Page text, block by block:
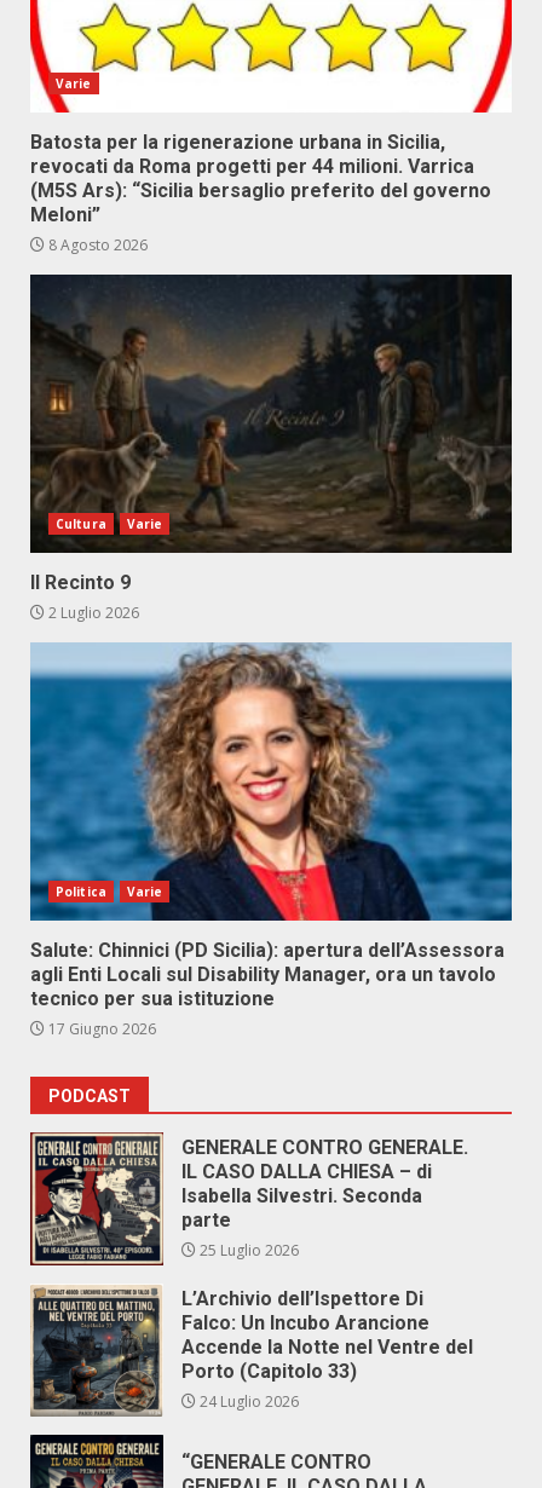
Varie
Batosta per la rigenerazione urbana in Sicilia,
revocati da Roma progetti per 44 milioni. Varrica
(M5S Ars): “Sicilia bersaglio preferito del governo
Meloni”
8 Agosto 2026
Cultura Varie
Il Recinto 9
2 Luglio 2026
Politica Varie
Salute: Chinnici (PD Sicilia): apertura dell’Assessora
agli Enti Locali sul Disability Manager, ora un tavolo
tecnico per sua istituzione
17 Giugno 2026
PODCAST
GENERALE CONTRO GENERALE.
IL CASO DALLA CHIESA – di
Isabella Silvestri. Seconda
parte
25 Luglio 2026
L’Archivio dell’Ispettore Di
Falco: Un Incubo Arancione
Accende la Notte nel Ventre del
Porto (Capitolo 33)
24 Luglio 2026
“GENERALE CONTRO